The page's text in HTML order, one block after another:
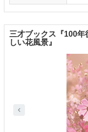
三才ブックス『100
しい花風景』